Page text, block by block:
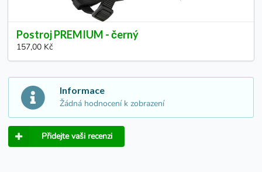
Postroj PREMIUM - černý
157,00 Kč
Informace
Žádná hodnocení k zobrazení
Přidejte vaši recenzi